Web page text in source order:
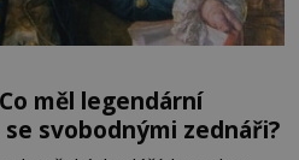
měl legendární
svobodnými zednáři?